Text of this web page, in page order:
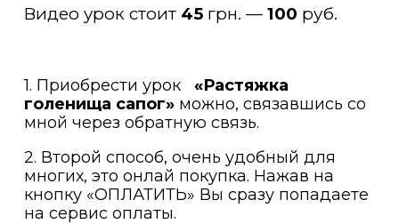
Видео урок стоит 45 грн. — 100 руб.
1. Приобрести урок
«Растяжка
голенища сапог» можно, связавшись со
мной через обратную связь.
2. Второй способ, очень удобный для
многих, это онлай покупка. Нажав на
кнопку «ОПЛАТИТЬ» Вы сразу попадаете
на сервис оплаты.